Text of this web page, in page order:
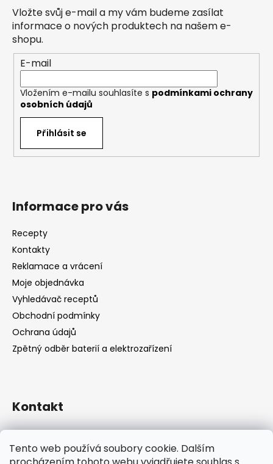
Tento web používá soubory cookie. Dalším
Vložte svůj e-mail a my vám budeme zasílat
informace o nových produktech na našem e-
shopu.
E-mail
Vložením e-mailu souhlasíte s podmínkami ochrany
osobních údajů
Přihlásit se
Informace pro vás
Recepty
Kontakty
Reklamace a vrácení
Moje objednávka
Vyhledávač receptů
Obchodní podmínky
Ochrana údajů
Zpětný odběr baterií a elektrozařízení
Kontakt